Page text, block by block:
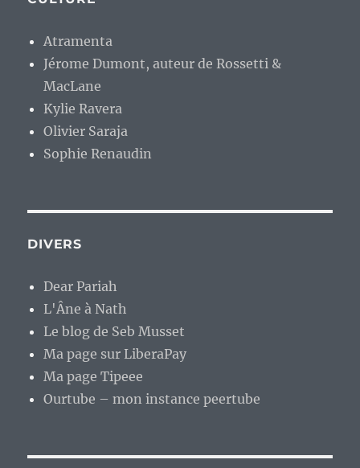
Atramenta
Jérome Dumont, auteur de Rossetti &
MacLane
Kylie Ravera
Olivier Saraja
Sophie Renaudin
DIVERS
Dear Pariah
L'Âne à Nath
Le blog de Seb Musset
Ma page sur LiberaPay
Ma page Tipeee
Ourtube – mon instance peertube